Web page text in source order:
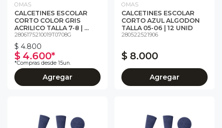
OMAS
CALCETINES ESCOLAR
CORTO COLOR GRIS
ACRILICO TALLA 7-8 | ...
2806175210019T0708G
$ 4.800
$ 4.600*
*Compras desde 15un.
Agregar
OMAS
CALCETINES ESCOLAR
CORTO AZUL ALGODON
TALLA 05-06 | 12 UNID
280522521906
$ 8.000
Agregar